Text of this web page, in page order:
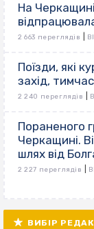
На Черкащині
2 663 переглядів
Поїзди, які
захід,
2 240 переглядів
Пораненого
Черкащині.
шлях від
2 227 переглядів
ВИБІР